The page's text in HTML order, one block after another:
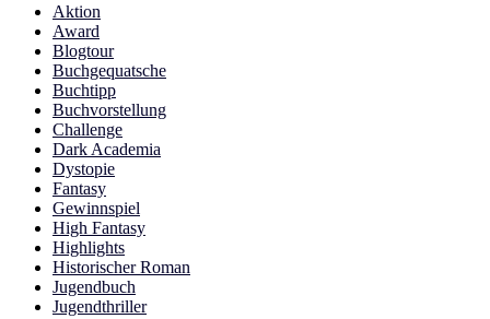
Aktion
Award
Blogtour
Buchgequatsche
Buchtipp
Buchvorstellung
Challenge
Dark Academia
Dystopie
Fantasy
Gewinnspiel
High Fantasy
Highlights
Historischer Roman
Jugendbuch
Jugendthriller